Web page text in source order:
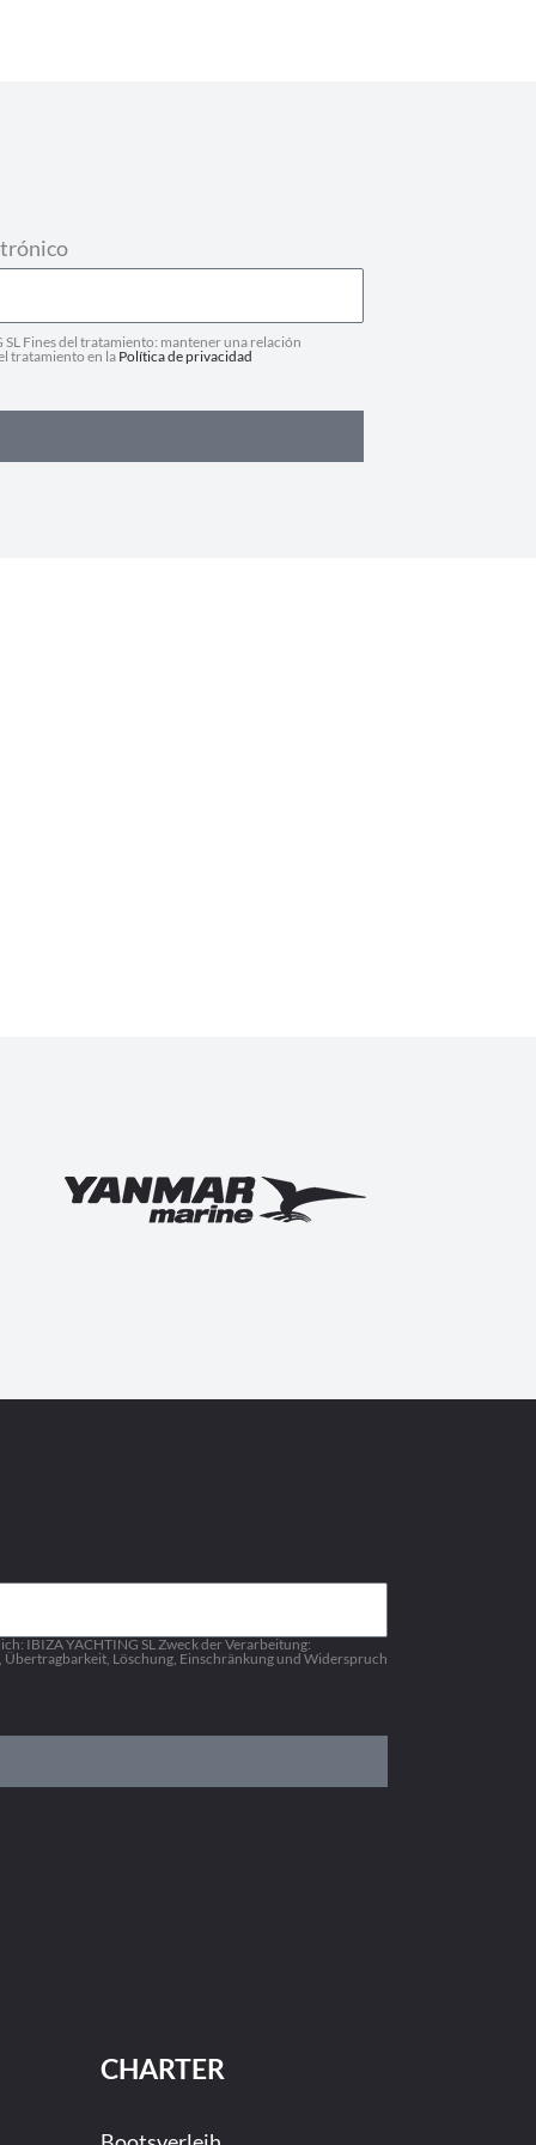
Fines del tratamiento: mantener una relación
tratamiento en la Política de privacidad
IBIZA YACHTING SL Zweck der Verarbeitung:
Löschung, Einschränkung und Widerspruch
CHARTER